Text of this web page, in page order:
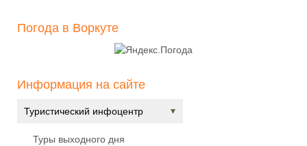
Погода в Воркуте
Информация на сайте
Туристический инфоцентр
Туры выходного дня